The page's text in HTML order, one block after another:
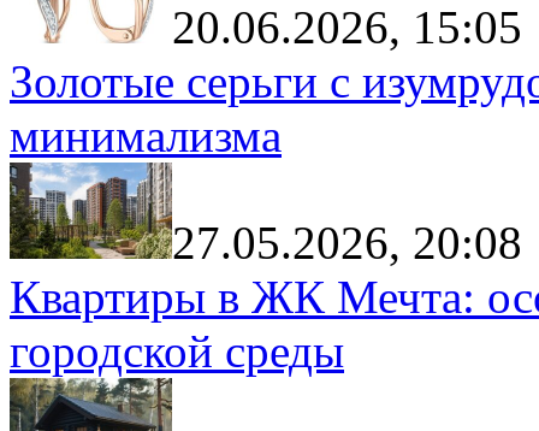
20.06.2026, 15:05
Золотые серьги с
минимализма
27.05.2026, 20:08
Квартиры в ЖК Мечта:
городской среды